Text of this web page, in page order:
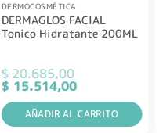
DERMOCOSMÉTICA
DERMAGLOS FACIAL
Tonico Hidratante 200ML
$20.685,00
El
precio
original
era:
$ 20.685,00.
$ 15.514,00El
precio
actual
es:
$ 15.514,00.
AÑADIR AL CARRITO